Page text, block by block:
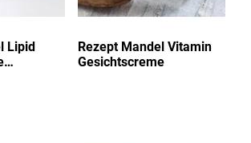
Lipid
Rezept Mandel Vitamin
Gesichtscreme